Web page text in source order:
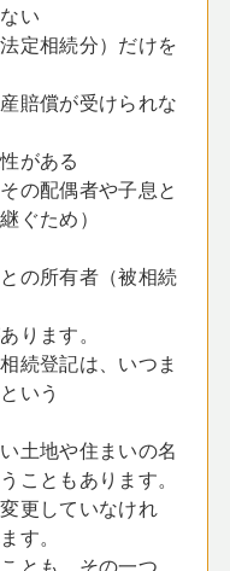
い
定相続分）だけを
賠償が受けられな
がある
の配偶者や子息と
ぐため）
の所有者（被相続
ります。
続登記は、いつま
いう
土地や住まいの名
こともあります。
更していなけれ
す。